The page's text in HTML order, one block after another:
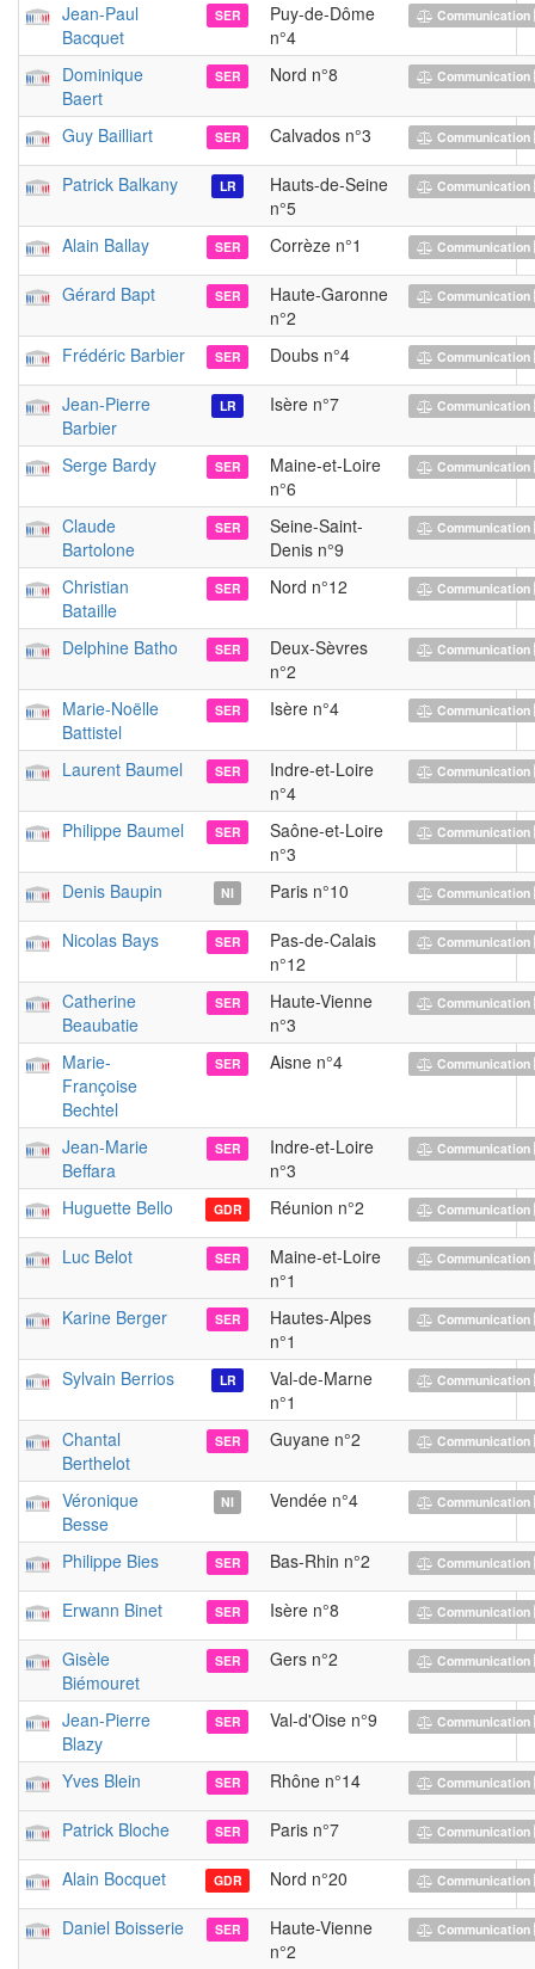
Jean-Paul
Bacquet
SER
Puy-de-Dôme
n°4
Dominique
Baert
SER Nord n°8
Guy Bailliart SER Calvados n°3
Patrick Balkany LR
Hauts-de-Seine
n°5
Alain Ballay SER Corrèze n°1
Gérard Bapt SER
Haute-Garonne
n°2
Frédéric Barbier SER Doubs n°4
Jean-Pierre
Barbier
LR Isère n°7
Serge Bardy SER
Maine-et-Loire
n°6
Claude
Bartolone
SER
Seine-Saint-
Denis n°9
Christian
Bataille
SER Nord n°12
Delphine Batho SER
Deux-Sèvres
n°2
Marie-Noëlle
Battistel
SER Isère n°4
Laurent Baumel SER
Indre-et-Loire
n°4
Philippe Baumel SER
Saône-et-Loire
n°3
Denis Baupin NI Paris n°10
Nicolas Bays SER
Pas-de-Calais
n°12
Catherine
Beaubatie
SER
Haute-Vienne
n°3
Marie-
Françoise
Bechtel
SER Aisne n°4
Jean-Marie
Beffara
SER
Indre-et-Loire
n°3
Huguette Bello GDR Réunion n°2
Luc Belot SER
Maine-et-Loire
n°1
Karine Berger SER
Hautes-Alpes
n°1
Sylvain Berrios LR
Val-de-Marne
n°1
Chantal
Berthelot
SER Guyane n°2
Véronique
Besse
NI Vendée n°4
Philippe Bies SER Bas-Rhin n°2
Erwann Binet SER Isère n°8
Gisèle
Biémouret
SER Gers n°2
Jean-Pierre
Blazy
SER Val-d'Oise n°9
Yves Blein SER Rhône n°14
Patrick Bloche SER Paris n°7
Alain Bocquet GDR Nord n°20
Daniel Boisserie SER
Haute-Vienne
n°2